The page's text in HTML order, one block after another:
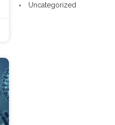
Uncategorized